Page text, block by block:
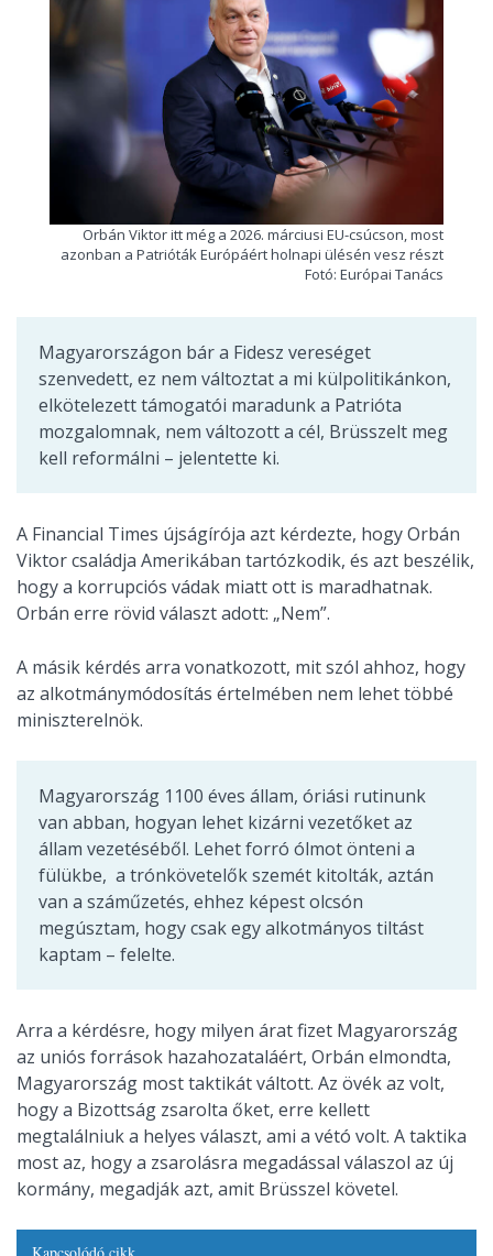
Orbán Viktor itt még a 2026. márciusi EU-csúcson, most
azonban a Patrióták Európáért holnapi ülésén vesz részt
Fotó: Európai Tanács
Magyarországon bár a Fidesz vereséget
szenvedett, ez nem változtat a mi külpolitikánkon,
elkötelezett támogatói maradunk a Patrióta
mozgalomnak, nem változott a cél, Brüsszelt meg
kell reformálni – jelentette ki.
A Financial Times újságírója azt kérdezte, hogy Orbán
Viktor családja Amerikában tartózkodik, és azt beszélik,
hogy a korrupciós vádak miatt ott is maradhatnak.
Orbán erre rövid választ adott: „Nem”.
A másik kérdés arra vonatkozott, mit szól ahhoz, hogy
az alkotmánymódosítás értelmében nem lehet többé
miniszterelnök.
Magyarország 1100 éves állam, óriási rutinunk
van abban, hogyan lehet kizárni vezetőket az
állam vezetéséből. Lehet forró ólmot önteni a
fülükbe, a trónkövetelők szemét kitolták, aztán
van a száműzetés, ehhez képest olcsón
megúsztam, hogy csak egy alkotmányos tiltást
kaptam – felelte.
Arra a kérdésre, hogy milyen árat fizet Magyarország
az uniós források hazahozataláért, Orbán elmondta,
Magyarország most taktikát váltott. Az övék az volt,
hogy a Bizottság zsarolta őket, erre kellett
megtalálniuk a helyes választ, ami a vétó volt. A taktika
most az, hogy a zsarolásra megadással válaszol az új
kormány, megadják azt, amit Brüsszel követel.
Kapcsolódó cikk